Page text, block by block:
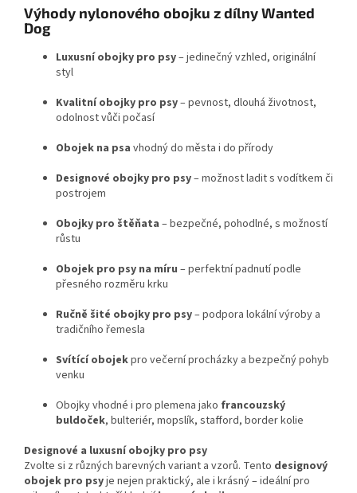
Výhody nylonového obojku z dílny Wanted
Dog
Luxusní obojky pro psy– jedinečný vzhled, originální
styl
Kvalitní obojky pro psy– pevnost, dlouhá životnost,
odolnost vůči počasí
Obojek na psa vhodný do města i do přírody
Designové obojky pro psy– možnost ladit s vodítkem či
postrojem
Obojky pro štěňata – bezpečné, pohodlné, s možností
růstu
Obojek pro psy na míru – perfektní padnutí podle
přesného rozměru krku
Ručně šité obojky pro psy– podpora lokální výroby a
tradičního řemesla
Svítící obojekpro večerní procházky a bezpečný pohyb
venku
Obojky vhodné i pro plemena jako francouzský
buldoček, bulteriér, mopslík, stafford, border kolie
Designové a luxusní obojky pro psy
Zvolte si z různých barevných variant a vzorů. Tento designový
obojek pro psyje nejen praktický, ale i krásný – ideální pro